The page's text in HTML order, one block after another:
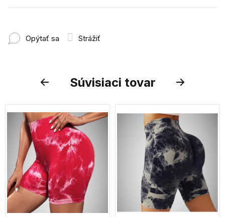
Opýtať sa Strážiť
Súvisiaci tovar
Previous Next